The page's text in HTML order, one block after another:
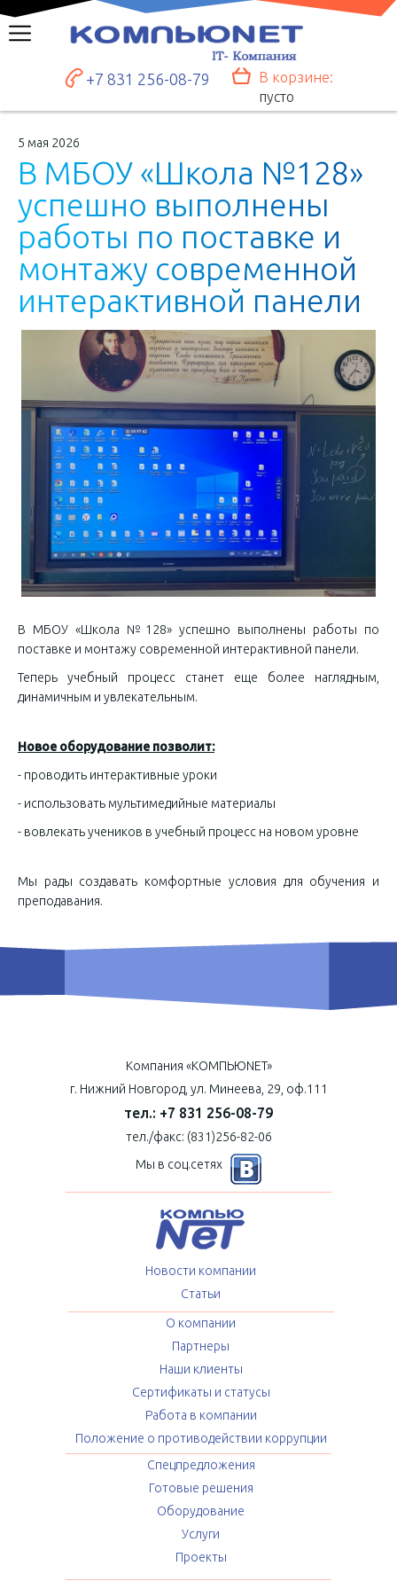
+7 831 256-08-79
В корзине:
пусто
5 мая 2026
В МБОУ «Школа №1 28»
успешно выполнены
работы по поставке и
монтажу современной
интерактивной панели
В МБОУ «Школа №128» успешно выполнены работы по
поставке и монтажу современной интерактивной панели.
Теперь учебный процесс станет еще более наглядным,
динамичным и увлекательным.
Новое оборудование позволит:
- проводить интерактивные уроки
- использовать мультимедийные материалы
- вовлекать учеников в учебный процесс на новом уровне
Мы рады создавать комфортные условия для обучения и
преподавания.
Компания «КОМПЬЮNET»
г. Нижний Новгород, ул. Минеева, 29, оф.111
тел.: +7 831 256-08-79
тел./факс: (831)256-82-06
Мы в соц.сетях
Новости компании
Статьи
О компании
Партнеры
Наши клиенты
Сертификаты и статусы
Работа в компании
Положение о противодействии коррупции
Спецпредложения
Готовые решения
Оборудование
Услуги
Проекты